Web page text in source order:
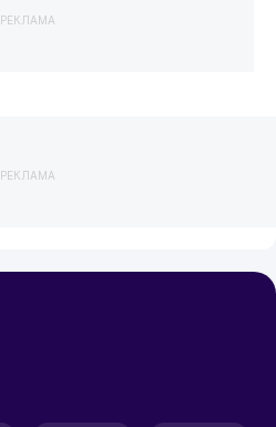
РЕКЛАМА
РЕКЛАМА